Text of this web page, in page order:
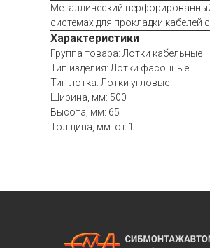
Металлический
системах для прокладки кабелей
Характеристики
Группа товара: Лотки кабельные
Тип изделия: Лотки фасонные
Тип лотка: Лотки угловые
Ширина, мм: 500
Высота, мм: 65
Толщина, мм: от 1